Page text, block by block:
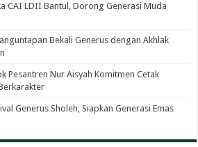
CAI LDII Bantul, Dorong Generasi Muda
Bekali Generus dengan Akhlak
Pesantren Nur Aisyah Komitmen Cetak
Generus Sholeh, Siapkan Generasi Emas